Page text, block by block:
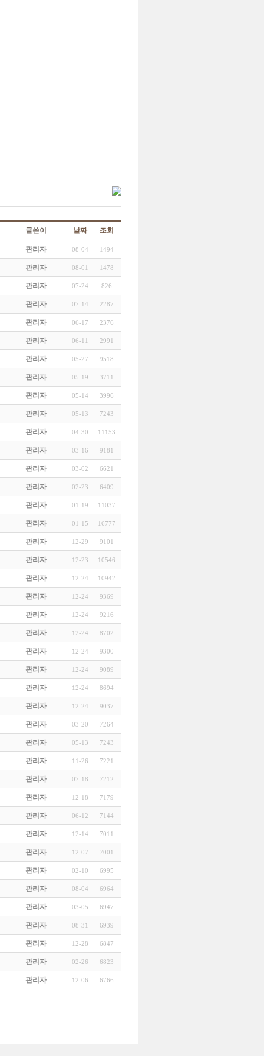
글쓴이 날짜 조회
관리자 08-04 1494
관리자 08-01 1478
관리자 07-24 826
관리자 07-14 2287
관리자 06-17 2376
관리자 06-11 2991
관리자 05-27 9518
관리자 05-19 3711
관리자 05-14 3996
관리자 05-13 7243
관리자 04-30 11153
관리자 03-16 9181
관리자 03-02 6621
관리자 02-23 6409
관리자 01-19 11037
관리자 01-15 16777
관리자 12-29 9101
관리자 12-23 10546
관리자 12-24 10942
관리자 12-24 9369
관리자 12-24 9216
관리자 12-24 8702
관리자 12-24 9300
관리자 12-24 9089
관리자 12-24 8694
관리자 12-24 9037
관리자 03-20 7264
관리자 05-13 7243
관리자 11-26 7221
관리자 07-18 7212
관리자 12-18 7179
관리자 06-12 7144
관리자 12-14 7011
관리자 12-07 7001
관리자 02-10 6995
관리자 08-04 6964
관리자 03-05 6947
관리자 08-31 6939
관리자 12-28 6847
관리자 02-26 6823
관리자 12-06 6766